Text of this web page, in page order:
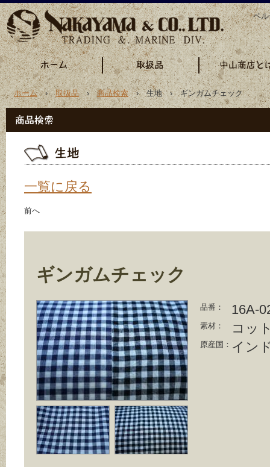
ペ
ホーム›取扱品›商品検索› 生地 › ギンガムチェック
一覧に戻る
前へ
ギンガムチェック
品番： 16A-
素材： コッ
原産国： イン